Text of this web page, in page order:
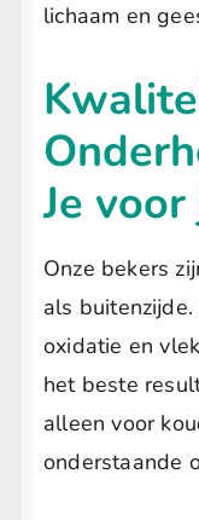
lichaam en
Je
Onze bekers
als
oxidatie en
het beste
alleen voor
onderstaande